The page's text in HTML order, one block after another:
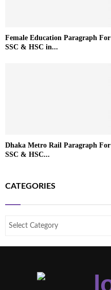
Female Education Paragraph For
SSC & HSC in...
Dhaka Metro Rail Paragraph For
SSC & HSC...
CATEGORIES